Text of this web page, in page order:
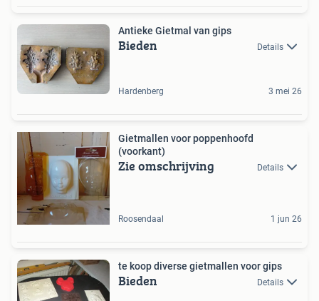
Antieke Gietmal van gips
Bieden Details
Hardenberg 3 mei 26
Gietmallen voor poppenhoofd
(voorkant)
Zie omschrijving Details
Roosendaal 1 jun 26
te koop diverse gietmallen voor gips
Bieden Details